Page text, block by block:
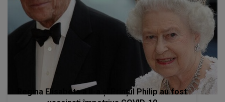
Regina Elisabeta a II-a și Prințul Philip au fost